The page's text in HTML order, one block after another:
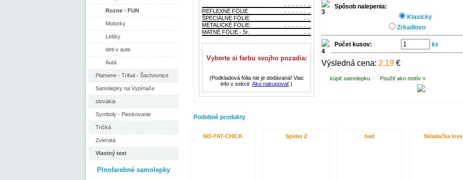
Rozne - FUN
Motorky
Lebky
deti v aute
Autá
Plamene - Tribal - Šachovnice
Samolepky na Vypínače
slovakia
Symboly - Pieskovanie
Tričká
Zvieratá
Vlastný text
Plnofarebné samolepky
REFLEXNÉ FÓLIE
ŠPECIÁLNE FÓLIE
METALICKÉ FÓLIE
MATNÉ FÓLIE - 5r.
Vyberte si farbu svojho pozadia:
(Podkladová fólia nie je dodávaná! Viac
info v sekcii Ako nakupovať )
Spôsob nalepenia:
Klasicky
Zrkadlovo
Počet kusov: ks
Výsledná cena: 2,19 €
kúpiť samolepku Použiť ako motív »
Podobné produkty
NO-FAT-CHICK Spider 2 bad Skladačka love